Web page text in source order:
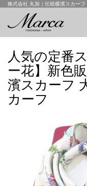
人気の定番
ー花】新色
濱スカーフ
カーフ